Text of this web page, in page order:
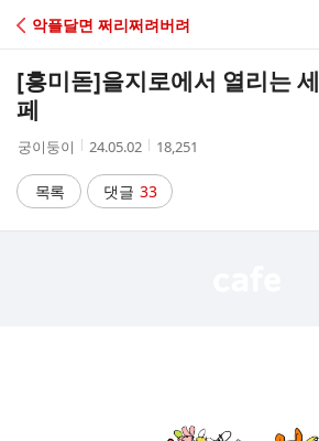
C
A
악플달면 쩌리쩌려버려
[흥미돋]을지로에서 열리는
페
작
자
궁이둥이
작
시
간
24.05.02
조
수
18,251
목록 댓글 33